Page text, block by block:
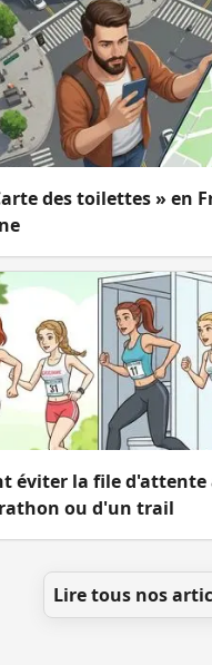
des toilettes » en
éviter la file
ou d'un trail
Lire tous nos